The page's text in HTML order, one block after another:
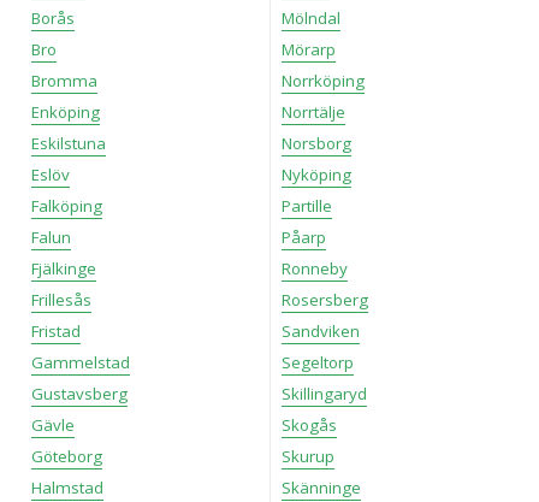
Borås
Bro
Bromma
Enköping
Eskilstuna
Eslöv
Falköping
Falun
Fjälkinge
Frillesås
Fristad
Gammelstad
Gustavsberg
Gävle
Göteborg
Halmstad
Mölndal
Mörarp
Norrköping
Norrtälje
Norsborg
Nyköping
Partille
Påarp
Ronneby
Rosersberg
Sandviken
Segeltorp
Skillingaryd
Skogås
Skurup
Skänninge